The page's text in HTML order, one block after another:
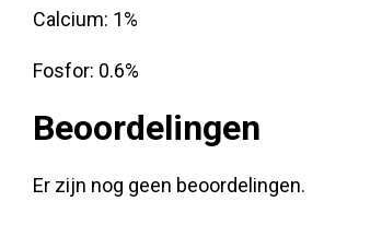
Calcium: 1%
Fosfor: 0.6%
Beoordelingen
Er zijn nog geen beoordelingen.